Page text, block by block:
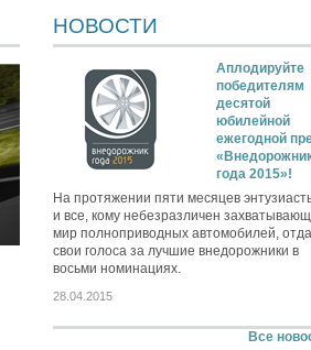
НОВОСТИ
Аплодируйте
победителям
десятой
юбилейной
ежегодной
года 2015»!
На протяжении пяти месяцев
и все, кому небезразличен
мир полноприводных автомобилей,
свои голоса за лучшие внедорожники в
восьми номинациях.
28.04.2015
Все